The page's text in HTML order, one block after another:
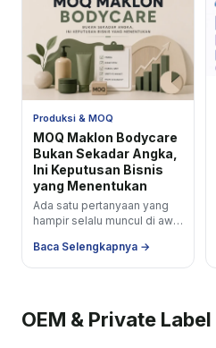
Produksi & MOQ
MOQ Maklon Bodycare
Bukan Sekadar Angka,
Ini Keputusan Bisnis
yang Menentukan
Ada satu pertanyaan yang
hampir selalu muncul di awal
calon brand owner
bodycare &ldquo;Minimum
Baca Selengkapnya →
OEM & Private Label